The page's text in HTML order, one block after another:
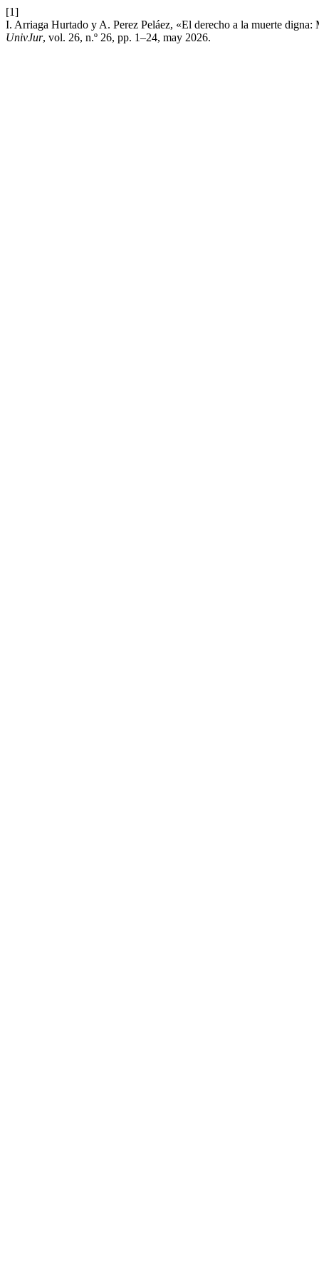
[1]
I. Arriaga Hurtado y A. Perez Peláez, «El derecho a la muerte
UnivJur, vol. 26, n.º 26, pp. 1–24, may 2026.